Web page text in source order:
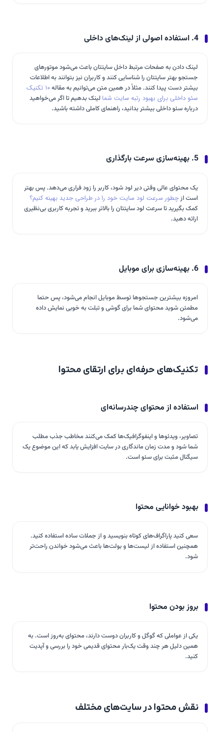
4. استفاده اصولی از لینک‌های داخلی
لینک دادن به صفحات مرتبط داخل سایتتان باعث می‌شود موتورهای
جستجو بهتر سایتتان را شناسایی کنند و کاربران نیز بتوانند به اطلاعات
بیشتر دست پیدا کنند. مثلاً در همین متن می‌توانیم به مقاله
۱۰ تکنیک
سئو داخلی برای بهبود رتبه سایت شما لینک بدهیم تا اگر می‌خواهید
درباره سئو داخلی بیشتر بدانید، راهنمای کاملی داشته باشید.
5. بهینه‌سازی سرعت بارگذاری
یک محتوای عالی وقتی دیر لود شود، کاربر را زود فراری می‌دهد. پس بهتر
است ازچطور سرعت لود سایت خود را در طراحی جدید بهینه کنیم؟
کمک بگیرید تا سرعت لود سایتتان را بالاتر ببرید و تجربه کاربری بی‌نظیری
ارائه دهید.
6. بهینه‌سازی برای موبایل
امروزه بیشترین جستجوها توسط موبایل انجام می‌شود، پس حتما
مطمئن شوید محتوای شما برای گوشی و تبلت به خوبی نمایش داده
می‌شود.
تکنیک‌های حرفه‌ای برای ارتقای محتوا
استفاده از محتوای چندرسانه‌ای
تصاویر، ویدئوها و اینفوگرافیک‌ها کمک می‌کنند مخاطب جذب مطلب
شما شود و مدت زمان ماندگاری در سایت افزایش یابد که این موضوع یک
سیگنال مثبت برای سئو است.
بهبود خوانایی محتوا
سعی کنید پاراگراف‌های کوتاه بنویسید و از جملات ساده استفاده کنید.
همچنین استفاده از لیست‌ها و بولت‌ها باعث می‌شود خواندن راحت‌تر
شود.
بروز بودن محتوا
یکی از عواملی که گوگل و کاربران دوست دارند، محتوای به‌روز است. به
همین دلیل هر چند وقت یک‌بار محتوای قدیمی خود را بررسی و آپدیت
کنید.
نقش محتوا در سایت‌های مختلف